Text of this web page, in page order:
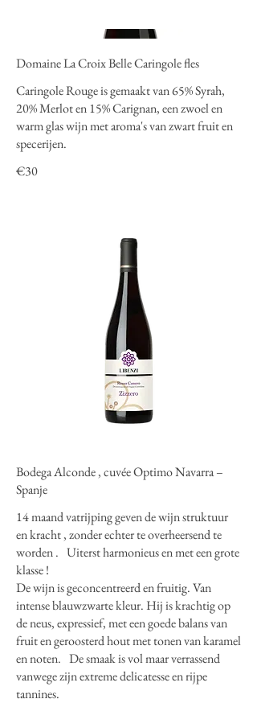
Domaine La Croix Belle Caringole fles
Caringole Rouge is gemaakt van 65% Syrah,
20% Merlot en 15% Carignan, een zwoel en
warm glas wijn met aroma's van zwart fruit en
€30
Bodega Alconde , cuvée Optimo Navarra –
Spanje
14 maand vatrijping geven de wijn struktuur
en kracht , zonder echter te overheersend te
worden . Uiterst harmonieus en met een grote
klasse !
De wijn is geconcentreerd en fruitig. Van
intense blauwzwarte kleur. Hij is krachtig op
de neus, expressief, met een goede balans van
fruit en geroosterd hout met tonen van karamel
en noten. De smaak is vol maar verrassend
vanwege zijn extreme delicatesse en rijpe
tannines.